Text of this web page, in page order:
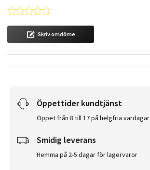
0.0 star rating
Skriv omdöme
Öppettider kundtjänst
Öppet från 8 till 17 på helgfria vardagar
Smidig leverans
Hemma på 2-5 dagar för lagervaror